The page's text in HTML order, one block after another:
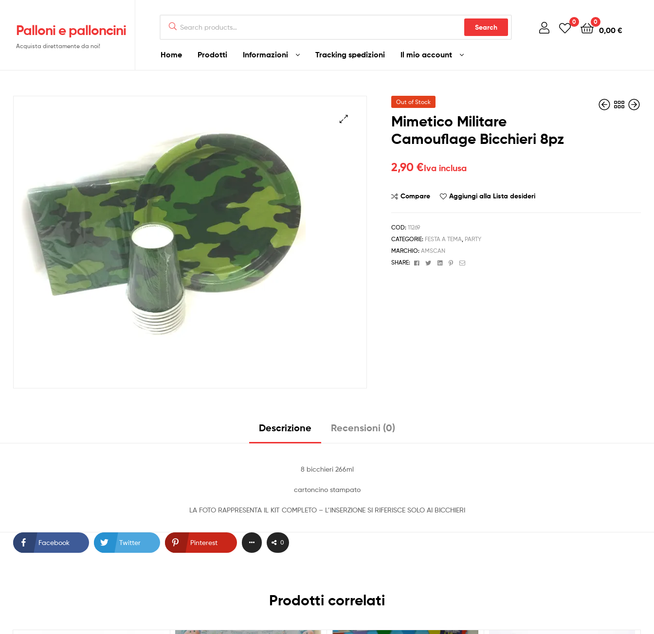
Palloni e palloncini
Acquista direttamente da noi!
for:
Search
0 0
0,00 €
Home Prodotti Informazioni Tracking spedizioni Il mio account
Out of Stock
Mimetico Militare
Camouflage Bicchieri 8pz
2,90€Iva inclusa
Compare Aggiungi alla Lista desideri
COD:11269
CATEGORIE: FESTA A TEMA PARTY
MARCHIO:AMSCAN
SHARE:
FacebookTwitterLinkedinPinterest
Email
Descrizione Recensioni (0)
8 bicchieri 266ml
cartoncino stampato
LA FOTO RAPPRESENTA IL KIT COMPLETO – L’INSERZIONE SI RIFERISCE SOLO AI BICCHIERI
Facebook Twitter Pinterest 0
Prodotti correlati